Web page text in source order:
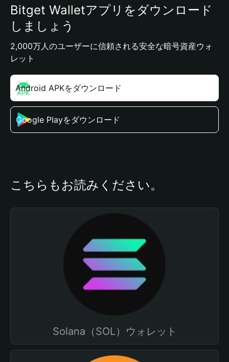
Bitget Walletアプリをダウンロード
しましょう
2,000万人のユーザーに信頼される安全な暗号資産ウォ
レット
Android APKをダウンロード
Google Playをダウンロード
こちらもお読みください。
Solana（SOL）ウォレット